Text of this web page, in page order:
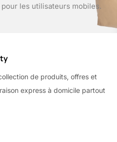
les utilisateurs mobiles.
de produits, offres et
express à domicile partout